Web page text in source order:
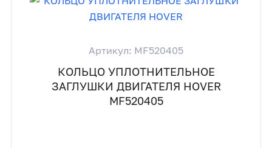
Артикул: MF520405
КОЛЬЦО УПЛОТНИТЕЛЬНОЕ
ЗАГЛУШКИ ДВИГАТЕЛЯ HOVER
MF520405